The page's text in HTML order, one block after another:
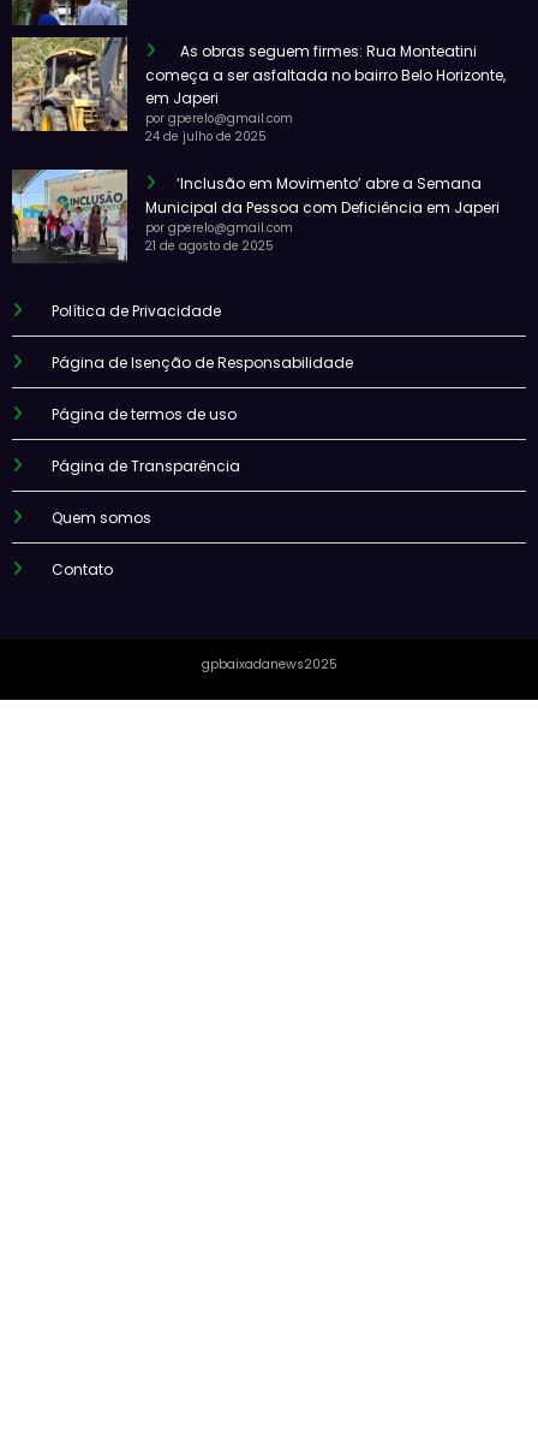
As obras seguem firmes: Rua Monteatini
começa a ser asfaltada no bairro Belo Horizonte,
em Japeri
por gperelo@gmail.com
24 de julho de 2025
‘Inclusão em Movimento’ abre a Semana
Municipal da Pessoa com Deficiência em Japeri
por gperelo@gmail.com
21 de agosto de 2025
Política de Privacidade
Página de Isenção de Responsabilidade
Página de termos de uso
Página de Transparência
Quem somos
Contato
gpbaixadanews2025